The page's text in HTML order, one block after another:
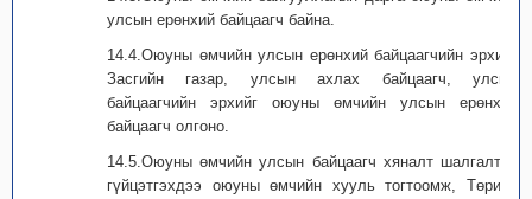
улсын ерөнхий байцаагч байна.
14.4.Оюуны өмчийн улсын ерөнхий байцаагчийн эрхийг
Засгийн газар, улсын ахлах байцаагч, улсын
байцаагчийн эрхийг оюуны өмчийн улсын ерөнхий
байцаагч олгоно.
14.5.Оюуны өмчийн улсын байцаагч хяналт шалгалтыг
гүйцэтгэхдээ оюуны өмчийн хууль тогтоомж, Төрийн